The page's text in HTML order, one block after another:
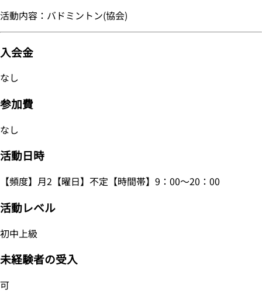
活動内容：バドミントン(協会)
入会金
なし
参加費
なし
活動日時
【頻度】月2【曜日】不定【時間帯】9：00～20：00
活動レベル
初中上級
未経験者の受入
可